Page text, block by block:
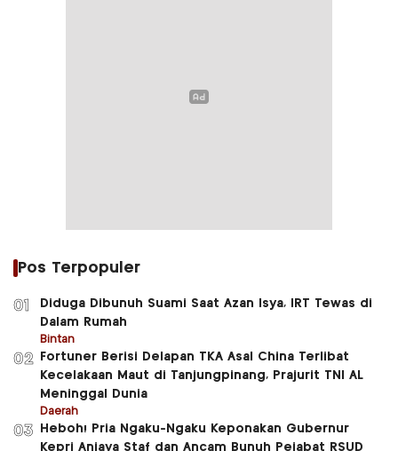
Pos Terpopuler
01
Diduga Dibunuh Suami Saat Azan Isya, IRT Tewas di
Dalam Rumah
Bintan
02
Fortuner Berisi Delapan TKA Asal China Terlibat
Kecelakaan Maut di Tanjungpinang, Prajurit TNI AL
Meninggal Dunia
Daerah
03
Heboh! Pria Ngaku-Ngaku Keponakan Gubernur
Kepri Aniaya Staf dan Ancam Bunuh Pejabat RSUD